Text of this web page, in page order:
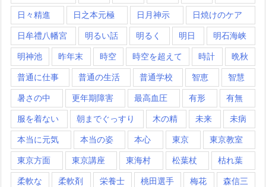
日々精進 日之本元極 日月神示 日焼けのケア
日牟禮八幡宮 明るい話 明るく 明日 明石海峡
明神池 昨年末 時空 時空を超えて 時計 晩秋
普通に仕事 普通の生活 普通学校 智恵 智慧
暑さの中 更年期障害 最高血圧 有形 有無
服を着ない 朝までぐっすり 木の精 未来 未病
本当に元気 本当の姿 本心 東京 東京教室
東京方面 東京講座 東海村 松葉杖 枯れ葉
柔軟な 柔軟剤 栄養士 桃田選手 梅花 森信三